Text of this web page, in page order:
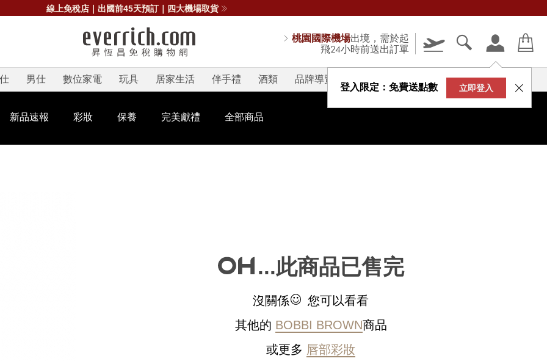
線上免稅店｜出國前45天預訂｜四大機場取貨
桃園國際機場出境，需於起
飛24小時前送出訂單
登入限定：免費送點數 立即登入
男仕 數位家電 玩具 居家生活 伴手禮 酒類 品牌導覽 V-STORY
新品速報 彩妝 保養 完美獻禮 全部商品
...此商品已售完
沒關係
您可以看看
其他的 BOBBI BROWN商品
或更多 唇部彩妝